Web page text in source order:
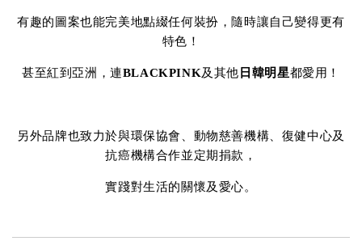
有趣的圖案也能完美地點綴任何裝扮，隨時讓自己變得更有
特色！
甚至紅到亞洲，連BLACKPINK及其他 日韓明星都愛用！
另外品牌也致力於與環保協會、動物慈善機構、復健中心及
抗癌機構合作並定期捐款，
實踐對生活的關懷及愛心。